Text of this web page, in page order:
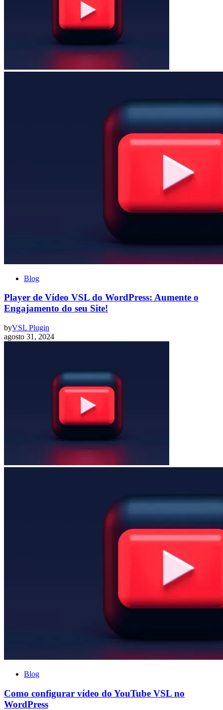
Blog
Player de Vídeo VSL do WordPress: Aumente o
Engajamento do seu Site!
byVSL Plugin
agosto 31, 2024
Blog
Como configurar vídeo do YouTube VSL no
WordPress